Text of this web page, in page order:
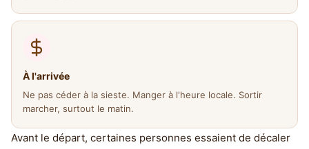
À l'arrivée
Ne pas céder à la sieste. Manger à l'heure locale. Sortir
marcher, surtout le matin.
Avant le départ, certaines personnes essaient de décaler